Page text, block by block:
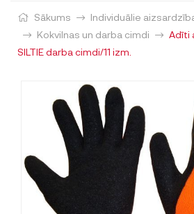
Sākums Individuālie
Kokvilnas un darba cimdi
Adīti
SILTIE darba cimdi/11 izm.